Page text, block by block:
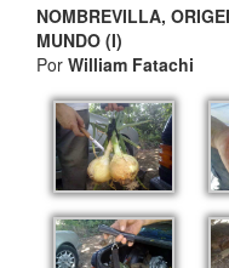
NOMBREVILLA,
MUNDO (I)
Por William Fatachi